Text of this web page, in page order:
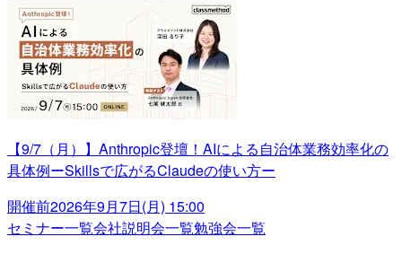
【9/7（月）】Anthropic登壇！AIによる自治体業務効率化の
具体例ーSkillsで広がるClaudeの使い方ー
開催前2026年9月7日(月) 15:00
セミナー一覧会社説明会一覧勉強会一覧